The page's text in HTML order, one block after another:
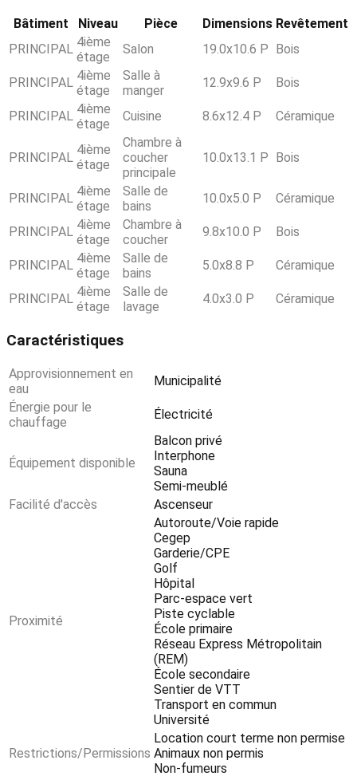
Bâtiment Niveau Pièce Dimensions Revêtement
PRINCIPAL 4ième
étage
Salon 19.0x10.6 P Bois
PRINCIPAL 4ième
étage
Salle à
manger
12.9x9.6 P Bois
PRINCIPAL 4ième
étage
Cuisine 8.6x12.4 P Céramique
PRINCIPAL
4ième
étage
Chambre à
coucher
principale
10.0x13.1 P Bois
PRINCIPAL 4ième
étage
Salle de
bains
10.0x5.0 P Céramique
PRINCIPAL 4ième
étage
Chambre à
coucher
9.8x10.0 P Bois
PRINCIPAL 4ième
étage
Salle de
bains
5.0x8.8 P Céramique
PRINCIPAL 4ième
étage
Salle de
lavage
4.0x3.0 P Céramique
Caractéristiques
Approvisionnement en
eau
Municipalité
Énergie pour le
chauffage
Électricité
Équipement disponible
Balcon privé
Interphone
Sauna
Semi-meublé
Facilité d'accès
Ascenseur
Proximité
Autoroute/Voie rapide
Cegep
Garderie/CPE
Golf
Hôpital
Parc-espace vert
Piste cyclable
École primaire
Réseau Express Métropolitain
(REM)
École secondaire
Sentier de VTT
Transport en commun
Université
Restrictions/Permissions
Location court terme non permise
Animaux non permis
Non-fumeurs